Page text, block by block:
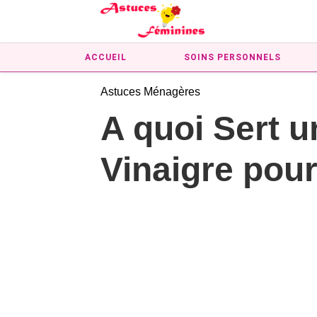
ACCUEIL SOINS PERSONNELS
Astuces Ménagères
A quoi Sert
Vinaigre